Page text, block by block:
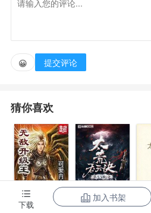
彩。 重生不是万能的，只不
人，只想好好过日子。新书期
😀 提交评论
猜你喜欢
无敌升级王
柳无邪和徐凌
太
下载
加入书架